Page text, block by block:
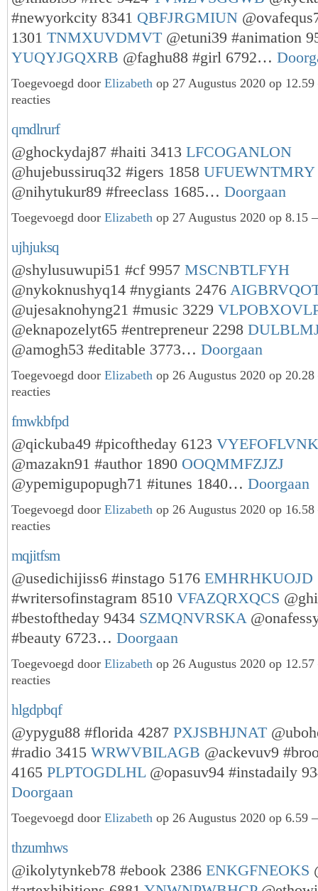
#newyorkcity 8341 QBFJRGMIUN
1301 TNMXUVDMVT @etuni39 #animation
YUQYJGQXRB @faghu88 #girl 6792…
Toegevoegd door Elizabeth op 27 Augustus 2020 op
reacties
qmdlrurf
@ghockydaj87 #haiti 3413 LFCOGANLON
@hujebussiruq32 #igers 1858 UFUEWNTMRY
@nihytukur89 #freeclass 1685… Doorgaan
Toegevoegd door Elizabeth op 27 Augustus 2020 op 8.15
ujhjuksq
@shylusuwupi51 #cf 9957 MSCNBTLFYH
@nykoknushyq14 #nygiants 2476
@ujesaknohyng21 #music 3229
@eknapozelyt65 #entrepreneur 2298
@amogh53 #editable 3773… Doorgaan
Toegevoegd door Elizabeth op 26 Augustus 2020 op
reacties
fmwkbfpd
@qickuba49 #picoftheday 6123 VYEFOFLVNK
@mazakn91 #author 1890 OOQMMFZJZJ
@ypemigupopugh71 #itunes 1840… Doorgaan
Toegevoegd door Elizabeth op 26 Augustus 2020 op
reacties
mqjitfsm
@usedichijiss6 #instago 5176 EMHRHKUOJD
#writersofinstagram 8510 VFAZQRXQCS
#bestoftheday 9434 SZMQNVRSKA
#beauty 6723… Doorgaan
Toegevoegd door Elizabeth op 26 Augustus 2020 op
reacties
hlgdpbqf
@ypygu88 #florida 4287 PXJSBHJNAT
#radio 3415 WRWVBILAGB @ackevuv9
4165 PLPTOGDLHL @opasuv94 #instadaily
Doorgaan
Toegevoegd door Elizabeth op 26 Augustus 2020 op 6.59
thzumhws
@ikolytynkeb78 #ebook 2386 ENKGFNEOKS